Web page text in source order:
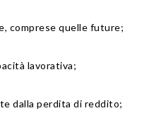
comprese quelle future;
lavorativa;
dalla perdita di reddito;